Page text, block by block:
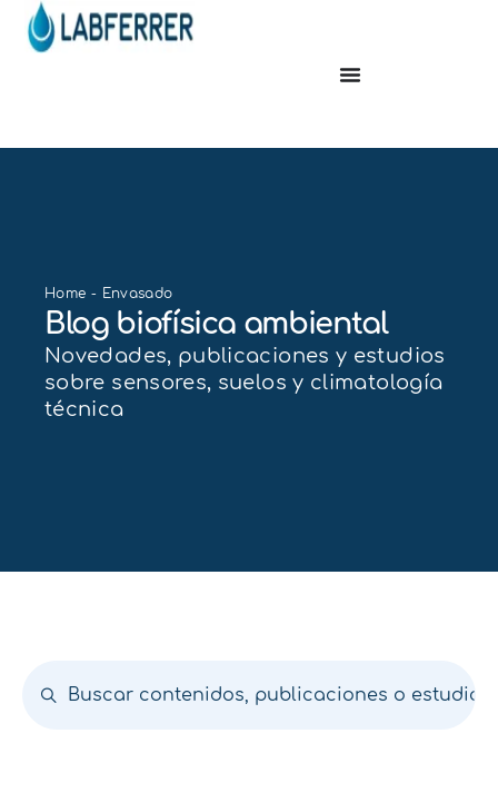
Home - Envasado
Blog biofísica ambiental
Novedades, publicaciones y estudios
sobre sensores, suelos y climatología
técnica